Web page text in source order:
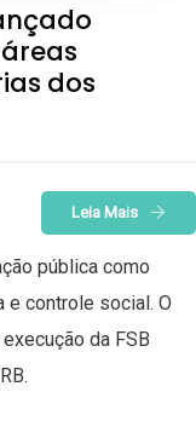
dos
Leia Mais
pública como
e controle social. O
da FSB